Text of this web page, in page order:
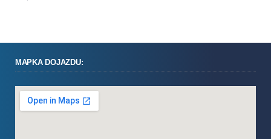
MAPKA DOJAZDU: